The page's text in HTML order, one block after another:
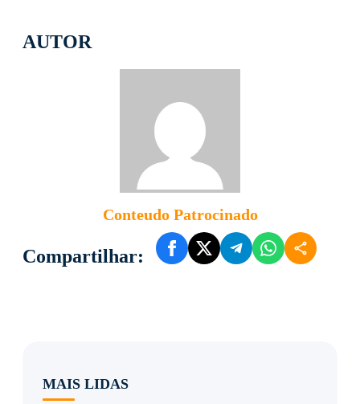
AUTOR
Conteudo Patrocinado
Compartilhar:
MAIS LIDAS